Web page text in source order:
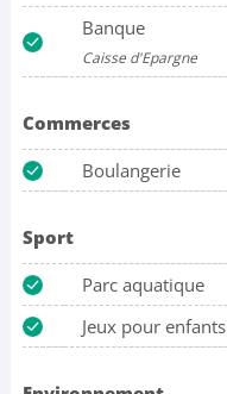
Banque
Caisse d'Epargne
Commerces
Boulangerie
Sport
Parc aquatique
Jeux pour enfants